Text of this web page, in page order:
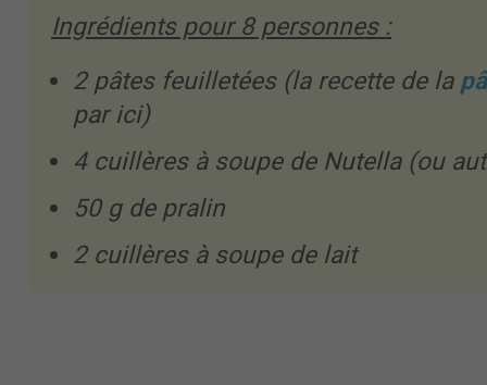
Ingrédients pour 8personnes :
2 pâtes feuilletées (la recette de la
par ici)
4 cuillères à soupe de Nutella(ou
50 g de pralin
2 cuillères à soupe de lait